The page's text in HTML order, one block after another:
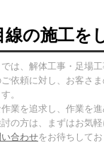
線の施工を
は、解体工事・足場
依頼に対し、お客さ
。
業を追求し、作業を
の方は、まずはお気
い合わせをお待ちして